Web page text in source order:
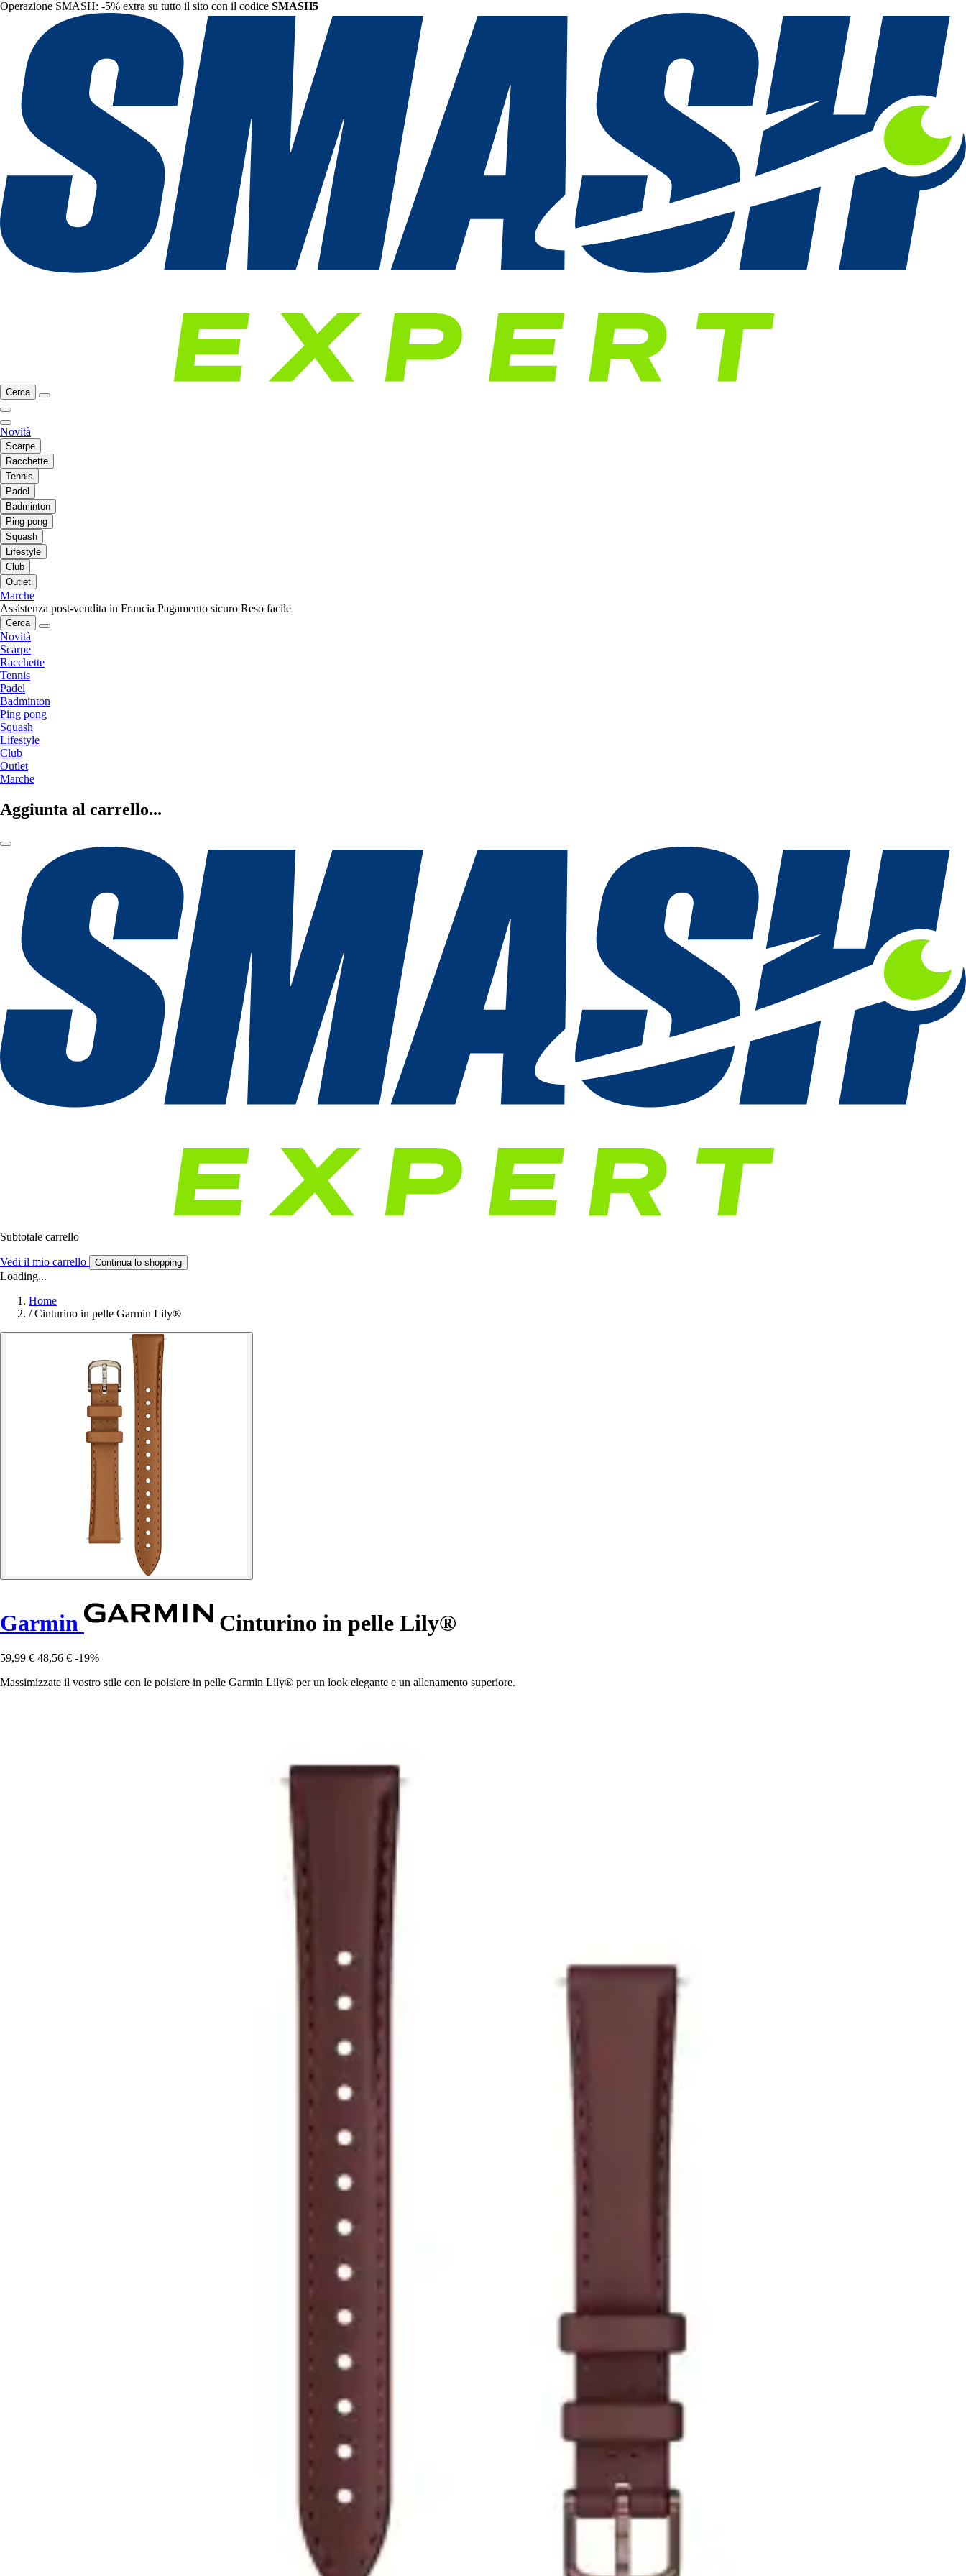
Operazione SMASH: -5% extra su tutto il sito con il codice SMASH5
Cerca
Novità
Scarpe
Racchette
Tennis
Padel
Badminton
Ping pong
Squash
Lifestyle
Club
Outlet
Marche
Assistenza post-vendita in Francia Pagamento sicuro Reso facile
Cerca
Novità
Scarpe
Racchette
Tennis
Padel
Badminton
Ping pong
Squash
Lifestyle
Club
Outlet
Marche
Aggiunta al carrello...
Subtotale carrello
Vedi il mio carrello Continua lo shopping
Loading...
Home
/ Cinturino in pelle Garmin Lily®
Garmin Cinturino in pelle Lily®
59,99 € 48,56 € -19%
Massimizzate il vostro stile con le polsiere in pelle Garmin Lily® per un look elegante e un allenamento superiore.